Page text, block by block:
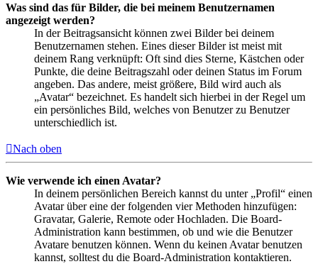
Was sind das für Bilder, die bei meinem Benutzernamen
angezeigt werden?
In der Beitragsansicht können zwei Bilder bei deinem
Benutzernamen stehen. Eines dieser Bilder ist meist mit
deinem Rang verknüpft: Oft sind dies Sterne, Kästchen oder
Punkte, die deine Beitragszahl oder deinen Status im Forum
angeben. Das andere, meist größere, Bild wird auch als
„Avatar“ bezeichnet. Es handelt sich hierbei in der Regel um
ein persönliches Bild, welches von Benutzer zu Benutzer
unterschiedlich ist.
Nach oben
Wie verwende ich einen Avatar?
In deinem persönlichen Bereich kannst du unter „Profil“ einen
Avatar über eine der folgenden vier Methoden hinzufügen:
Gravatar, Galerie, Remote oder Hochladen. Die Board-
Administration kann bestimmen, ob und wie die Benutzer
Avatare benutzen können. Wenn du keinen Avatar benutzen
kannst, solltest du die Board-Administration kontaktieren.